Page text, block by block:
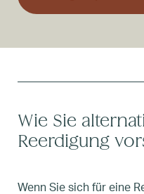
Wie Sie
Reerdigung
Wenn Sie sich für eine